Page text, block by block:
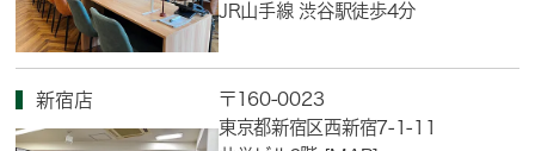
JR山手線 渋谷駅徒歩4分
新宿店
〒160-0023
東京都新宿区西新宿7-1-11